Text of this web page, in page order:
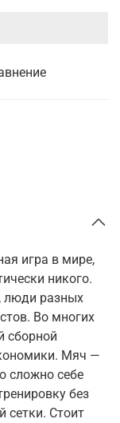
игра в мире,
никого.
разных
Во многих
сборной
Мяч —
сложно себе
без
сетки. Стоит